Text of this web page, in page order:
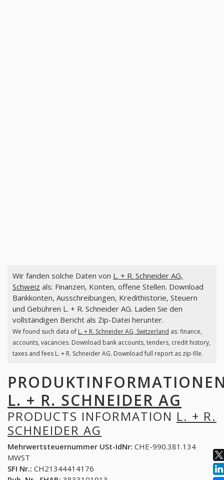
Wir fanden solche Daten von L. + R. Schneider AG,
Schweiz als: Finanzen, Konten, offene Stellen. Download
Bankkonten, Ausschreibungen, Kredithistorie, Steuern
und Gebühren L. + R. Schneider AG. Laden Sie den
vollständigen Bericht als Zip-Datei herunter.
We found such data of L. + R. Schneider AG, Switzerland as: finance,
accounts, vacancies. Download bank accounts, tenders, credit history,
taxes and fees L. + R. Schneider AG. Download full report as zip-file.
L. + R. SCHNEIDER AG
PRODUCTS INFORMATION L. + R.
SCHNEIDER AG
Mehrwertsteuernummer USt-IdNr: CHE-990.381.134
MWST
SFI Nr.: CH21344414176